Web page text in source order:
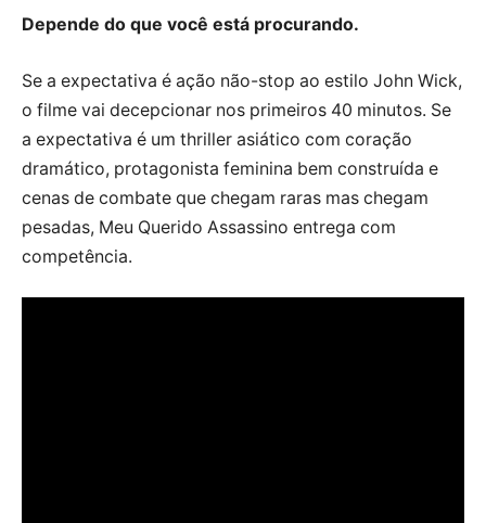
Depende do que você está procurando.
Se a expectativa é ação não-stop ao estilo John Wick,
o filme vai decepcionar nos primeiros 40 minutos. Se
a expectativa é um thriller asiático com coração
dramático, protagonista feminina bem construída e
cenas de combate que chegam raras mas chegam
pesadas, Meu Querido Assassino entrega com
competência.